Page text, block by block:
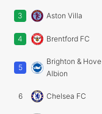
3 Aston Villa
4 Brentford FC
5
Brighton & Hove
Albion
6 Chelsea FC